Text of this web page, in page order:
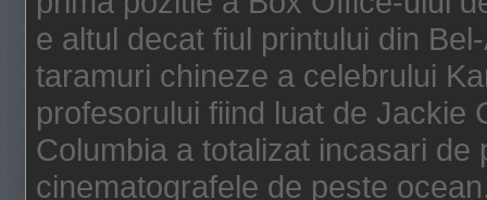
e altul decat fiul printului din
taramuri chineze a celebrului
profesorului fiind luat de Jackie
Columbia a totalizat incasari
cinematografele de peste